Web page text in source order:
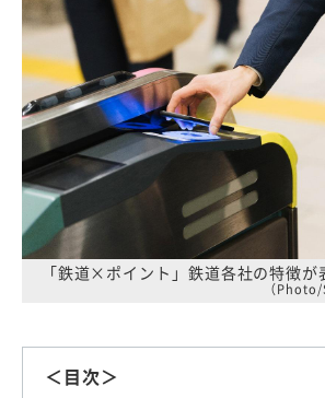
「鉄道×ポイント」鉄道各社の特徴が
（
＜目次＞